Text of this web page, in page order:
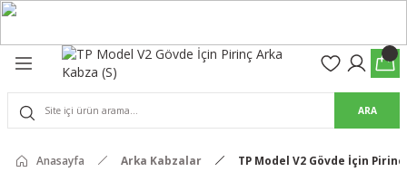
Pro Pantolon
ARA
Anasayfa Arka Kabzalar TP Model V2 Gövde İçin